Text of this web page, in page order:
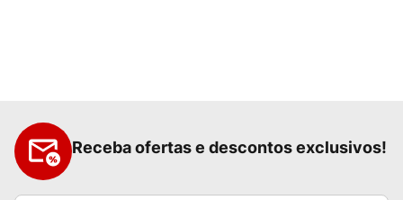
Receba ofertas e descontos exclusivos!